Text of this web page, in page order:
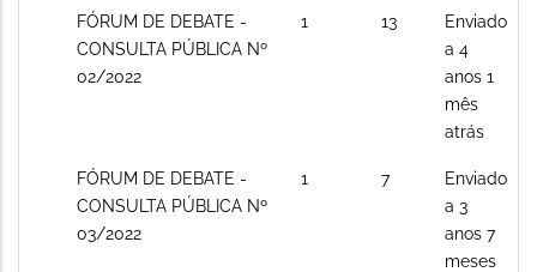
Sem
novos
posts
FÓRUM DE DEBATE -
CONSULTA PÚBLICA Nº
02/2022
1 13
Enviado
a 4
anos 1
mês
atrás
Sem
novos
posts
FÓRUM DE DEBATE -
CONSULTA PÚBLICA Nº
03/2022
1 7
Enviado
a 3
anos 7
meses